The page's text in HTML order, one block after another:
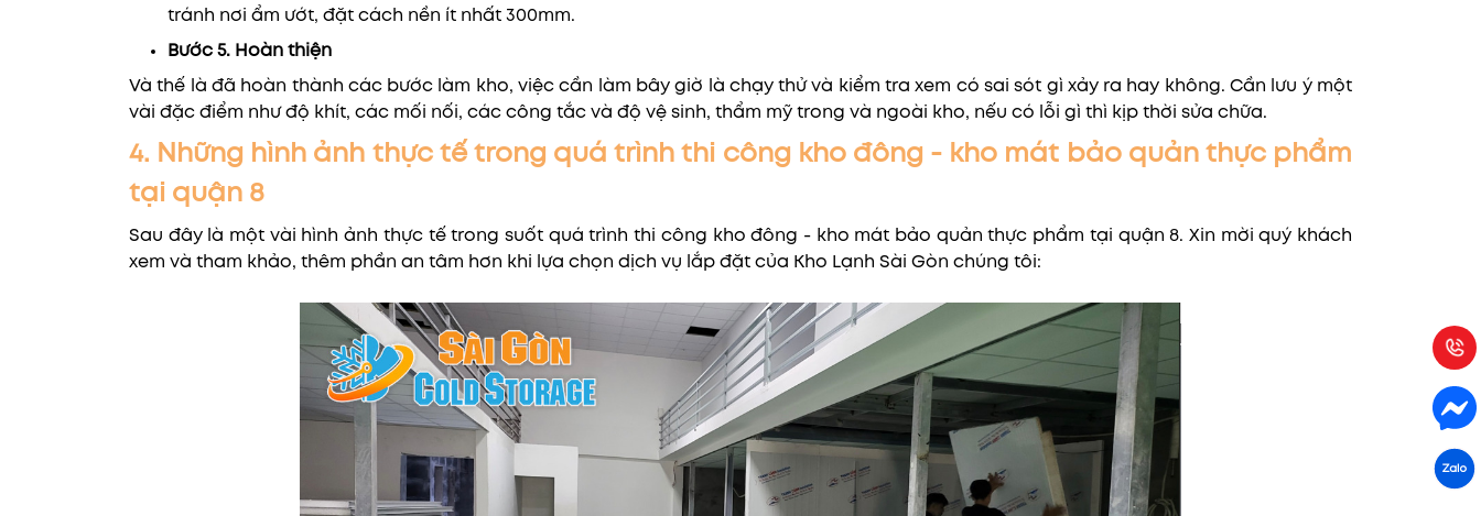
tránh nơi ẩm ướt, đặt cách nền ít nhất 300mm.
Bước 5. Hoàn thiện
Và thế là đã hoàn thành các bước làm kho, việc cần làm bây giờ là chạy thử và kiểm tra xem có sai sót gì xảy ra hay không. Cần lưu ý một
vài đặc điểm như độ khít, các mối nối, các công tắc và độ vệ sinh, thẩm mỹ trong và ngoài kho, nếu có lỗi gì thì kịp thời sửa chữa.
4. Những hình ảnh thực tế trong quá trình thi công kho đông - kho mát bảo quản thực phẩm
tại quận 8
Sau đây là một vài hình ảnh thực tế trong suốt quá trình thi công kho đông - kho mát bảo quản thực phẩm tại quận 8. Xin mời quý khách
xem và tham khảo, thêm phần an tâm hơn khi lựa chọn dịch vụ lắp đặt của Kho Lạnh Sài Gòn chúng tôi: